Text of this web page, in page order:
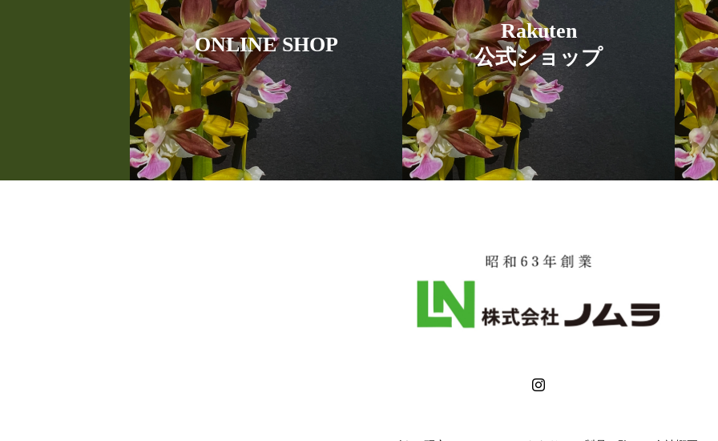
ONLINE SHOP
Rakuten
公式ショップ